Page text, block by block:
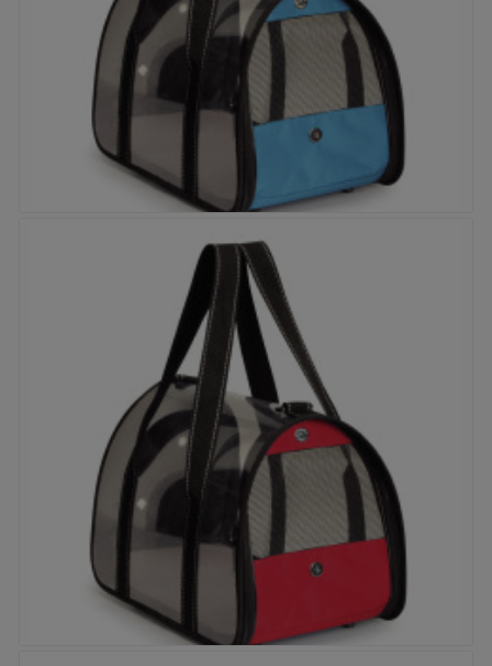

Sac de transport - Dôme transparent bleu
40,90 € Prix